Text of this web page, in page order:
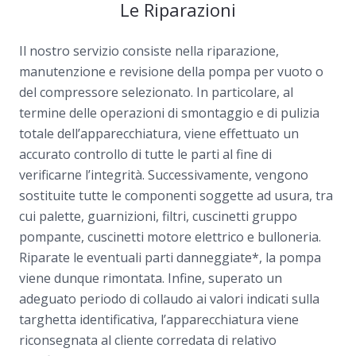
Le Riparazioni
Il nostro servizio consiste nella riparazione,
manutenzione e revisione della pompa per vuoto o
del compressore selezionato. In particolare, al
termine delle operazioni di smontaggio e di pulizia
totale dell’apparecchiatura, viene effettuato un
accurato controllo di tutte le parti al fine di
verificarne l’integrità. Successivamente, vengono
sostituite tutte le componenti soggette ad usura, tra
cui palette, guarnizioni, filtri, cuscinetti gruppo
pompante, cuscinetti motore elettrico e bulloneria.
Riparate le eventuali parti danneggiate*, la pompa
viene dunque rimontata. Infine, superato un
adeguato periodo di collaudo ai valori indicati sulla
targhetta identificativa, l’apparecchiatura viene
riconsegnata al cliente corredata di relativo